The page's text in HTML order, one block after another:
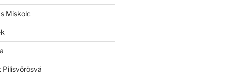
Miskolc
Pilisvörösvá